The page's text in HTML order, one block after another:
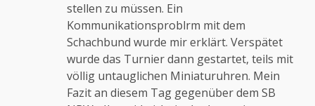
stellen zu müssen. Ein
Kommunikationsproblrm mit dem
Schachbund wurde mir erklärt. Verspätet
wurde das Turnier dann gestartet, teils mit
völlig untauglichen Miniaturuhren. Mein
Fazit an diesem Tag gegenüber dem SB